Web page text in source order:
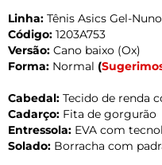
Linha: Tênis Asics Gel-
Código: 1203A753
Versão: Cano baixo (Ox)
Forma: Normal (
Cabedal: Tecido de renda
Cadarço: Fita de gorgurão
Entressola: EVA com
Solado: Borracha com